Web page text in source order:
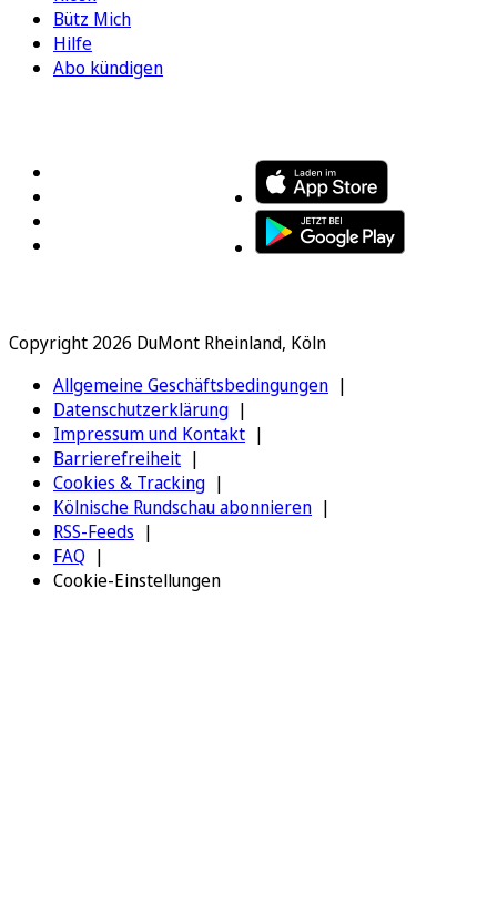
Bütz Mich
Hilfe
Abo kündigen
Copyright 2026 DuMont Rheinland, Köln
Allgemeine Geschäftsbedingungen
Datenschutzerklärung
Impressum und Kontakt
Barrierefreiheit
Cookies & Tracking
Kölnische Rundschau abonnieren
RSS-Feeds
FAQ
Cookie-Einstellungen